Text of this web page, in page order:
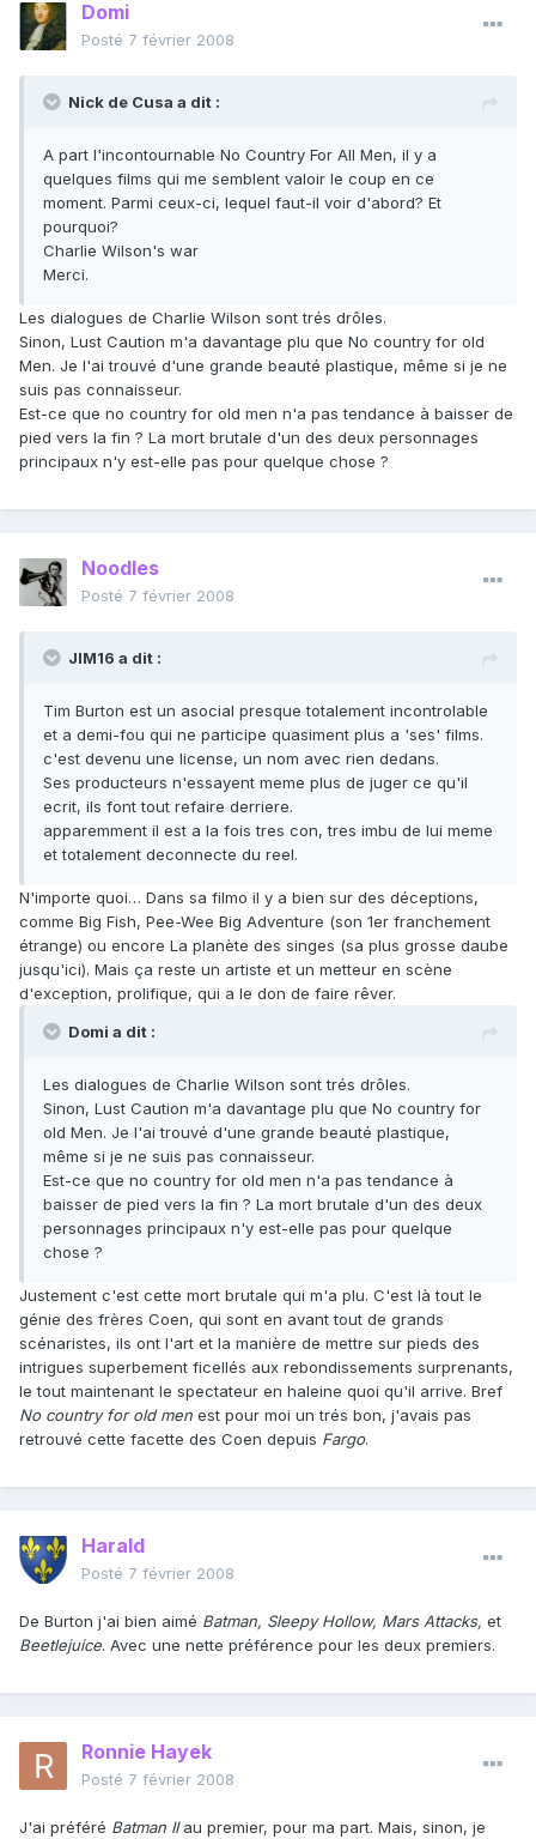
Domi
Posté 7 février 2008
Nick de Cusa a dit :
A part l'incontournable No Country For All Men, il y a
quelques films qui me semblent valoir le coup en ce
moment. Parmi ceux-ci, lequel faut-il voir d'abord? Et
pourquoi?
Charlie Wilson's war
Merci.
Les dialogues de Charlie Wilson sont trés drôles.
Sinon, Lust Caution m'a davantage plu que No country for old
Men. Je l'ai trouvé d'une grande beauté plastique, même si je ne
suis pas connaisseur.
Est-ce que no country for old men n'a pas tendance à baisser de
pied vers la fin ? La mort brutale d'un des deux personnages
principaux n'y est-elle pas pour quelque chose ?
Noodles
Posté 7 février 2008
JIM16 a dit :
Tim Burton est un asocial presque totalement incontrolable
et a demi-fou qui ne participe quasiment plus a 'ses' films.
c'est devenu une license, un nom avec rien dedans.
Ses producteurs n'essayent meme plus de juger ce qu'il
ecrit, ils font tout refaire derriere.
apparemment il est a la fois tres con, tres imbu de lui meme
et totalement deconnecte du reel.
N'importe quoi… Dans sa filmo il y a bien sur des déceptions,
comme Big Fish, Pee-Wee Big Adventure (son 1er franchement
étrange) ou encore La planète des singes (sa plus grosse daube
jusqu'ici). Mais ça reste un artiste et un metteur en scène
d'exception, prolifique, qui a le don de faire rêver.
Domi a dit :
Les dialogues de Charlie Wilson sont trés drôles.
Sinon, Lust Caution m'a davantage plu que No country for
old Men. Je l'ai trouvé d'une grande beauté plastique,
même si je ne suis pas connaisseur.
Est-ce que no country for old men n'a pas tendance à
baisser de pied vers la fin ? La mort brutale d'un des deux
personnages principaux n'y est-elle pas pour quelque
chose ?
Justement c'est cette mort brutale qui m'a plu. C'est là tout le
génie des frères Coen, qui sont en avant tout de grands
scénaristes, ils ont l'art et la manière de mettre sur pieds des
intrigues superbement ficellés aux rebondissements surprenants,
le tout maintenant le spectateur en haleine quoi qu'il arrive. Bref
No country for old men est pour moi un trés bon, j'avais pas
retrouvé cette facette des Coen depuis Fargo.
Harald
Posté 7 février 2008
De Burton j'ai bien aimé Batman, Sleepy Hollow, Mars Attacks, et
Beetlejuice. Avec une nette préférence pour les deux premiers.
Ronnie Hayek
Posté 7 février 2008
J'ai préféré Batman IIau premier, pour ma part. Mais, sinon, je